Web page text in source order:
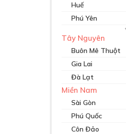
Huế
Phú Yên
Tây Nguyên
Buôn Mê Thuột
Gia Lai
Đà Lạt
Miền Nam
Sài Gòn
Phú Quốc
Côn Đảo